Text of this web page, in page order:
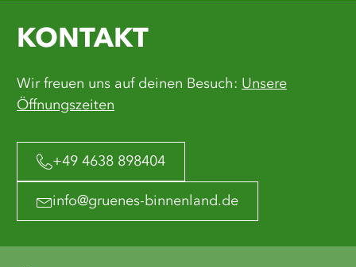
KONTAKT
Wir freuen uns auf deinen Besuch: Unsere
Öffnungszeiten
+49 4638 898404
info@gruenes-binnenland.de